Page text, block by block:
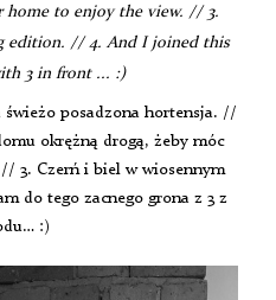
home to enjoy the view. // 3.
edition. // 4. And I joined this
3 in front ... :)
świeżo posadzona hortensja. //
okrężną drogą, żeby móc
3. Czerń i biel w wiosennym
do tego zacnego grona z 3 z
:)